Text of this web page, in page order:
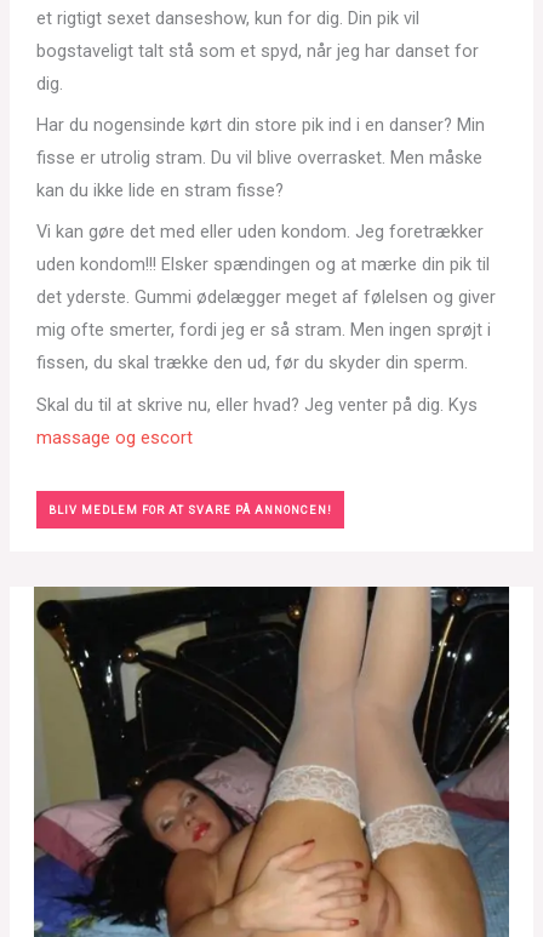
et rigtigt sexet danseshow, kun for dig. Din pik vil
bogstaveligt talt stå som et spyd, når jeg har danset for
dig.
Har du nogensinde kørt din store pik ind i en danser? Min
fisse er utrolig stram. Du vil blive overrasket. Men måske
kan du ikke lide en stram fisse?
Vi kan gøre det med eller uden kondom. Jeg foretrækker
uden kondom!!! Elsker spændingen og at mærke din pik til
det yderste. Gummi ødelægger meget af følelsen og giver
mig ofte smerter, fordi jeg er så stram. Men ingen sprøjt i
fissen, du skal trække den ud, før du skyder din sperm.
Skal du til at skrive nu, eller hvad? Jeg venter på dig. Kys
massage og escort
BLIV MEDLEM FOR AT SVARE PÅ ANNONCEN!